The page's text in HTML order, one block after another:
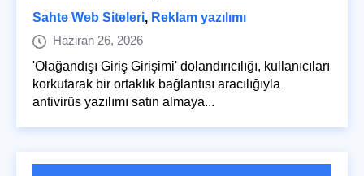
Sahte Web Siteleri, Reklam yazılımı
Haziran 26, 2026
'Olağandışı Giriş Girişimi' dolandırıcılığı, kullanıcıları
korkutarak bir ortaklık bağlantısı aracılığıyla
antivirüs yazılımı satın almaya...